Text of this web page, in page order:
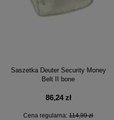
Saszetka Deuter Security Money
Belt II bone
86,24 zł
Cena regularna:114,99 zł